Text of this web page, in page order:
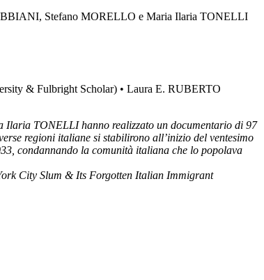
Stefano MORELLO e Maria Ilaria TONELLI
& Fulbright Scholar) • Laura E. RUBERTO
Ilaria TONELLI hanno realizzato un documentario di 97
regioni italiane si stabilirono all’inizio del ventesimo
condannando la comunità italiana che lo popolava
City Slum & Its Forgotten Italian Immigrant